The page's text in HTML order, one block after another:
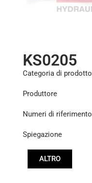
KS0205
Categoria di prodotto
Produttore
Numeri di riferimento
Spiegazione
ALTRO